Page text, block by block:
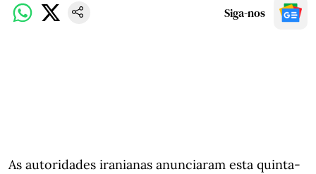
Siga-nos
As autoridades iranianas anunciaram esta quinta-